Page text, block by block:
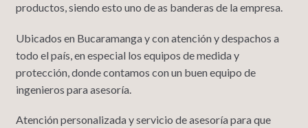
productos, siendo esto uno de as banderas de la empresa.
Ubicados en Bucaramanga y con atención y despachos a
todo el país, en especial los equipos de medida y
protección, donde contamos con un buen equipo de
ingenieros para asesoría.
Atención personalizada y servicio de asesoría para que